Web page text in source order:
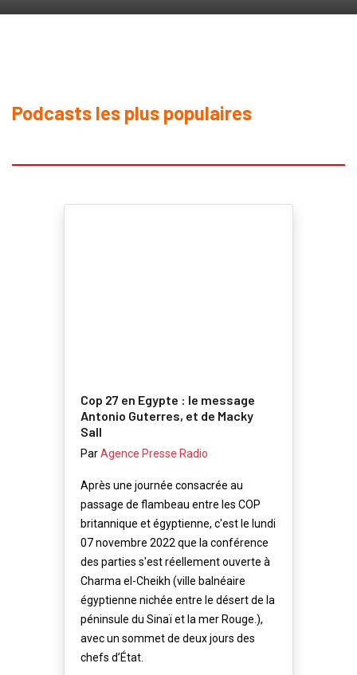
Podcasts les plus populaires
Cop 27 en Egypte : le message
Antonio Guterres, et de Macky
Sall
ParAgence Presse Radio
Après une journée consacrée au
passage de flambeau entre les COP
britannique et égyptienne, c'est le lundi
07 novembre 2022 que la conférence
des parties s'est réellement ouverte à
Charma el-Cheikh (ville balnéaire
égyptienne nichée entre le désert de la
péninsule du Sinaï et la mer Rouge.),
avec un sommet de deux jours des
chefs d’État.